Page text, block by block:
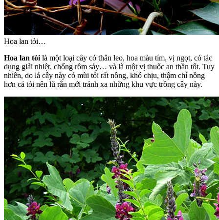
Hoa lan tỏi…
Hoa lan tỏi là một loại cây có thân leo, hoa màu tím, vị ngọt, có tác
dụng giải nhiệt, chống rôm sảy… và là một vị thuốc an thần tốt. Tuy
nhiên, do lá cây này có mùi tỏi rất nồng, khó chịu, thậm chí nồng
hơn cả tỏi nên lũ rắn mới tránh xa những khu vực trồng cây này.